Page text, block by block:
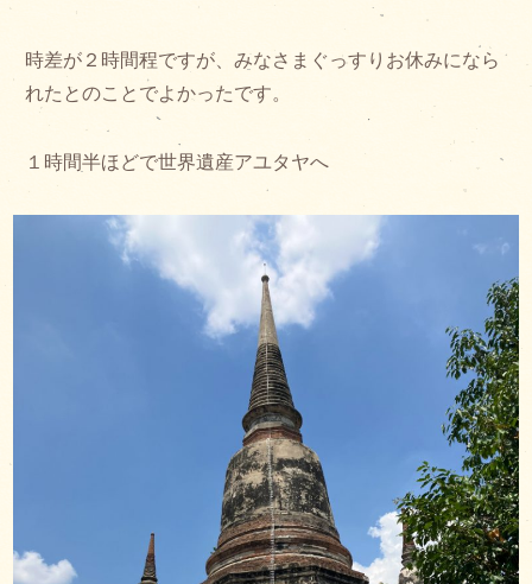
時差が２時間程ですが、みなさまぐっすりお休みになら
れたとのことでよかったです。
１時間半ほどで世界遺産アユタヤへ